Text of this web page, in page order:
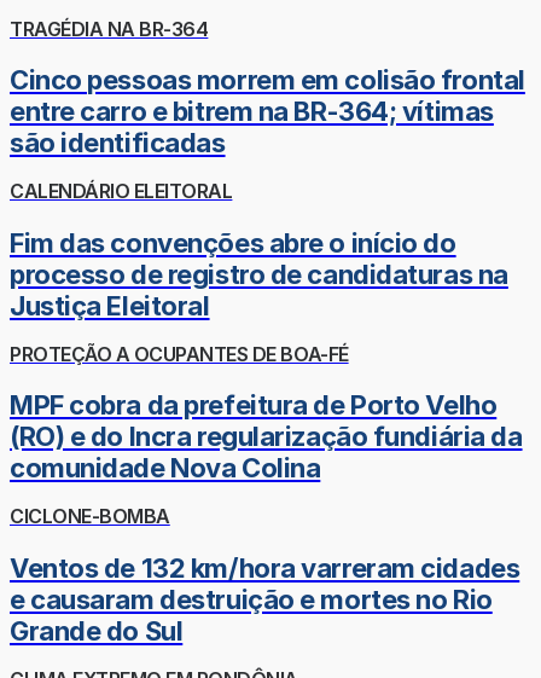
TRAGÉDIA NA BR-364
Cinco pessoas morrem em colisão frontal
entre carro e bitrem na BR-364; vítimas
são identificadas
CALENDÁRIO ELEITORAL
Fim das convenções abre o início do
processo de registro de candidaturas na
Justiça Eleitoral
PROTEÇÃO A OCUPANTES DE BOA-FÉ
MPF cobra da prefeitura de Porto Velho
(RO) e do Incra regularização fundiária da
comunidade Nova Colina
CICLONE-BOMBA
Ventos de 132 km/hora varreram cidades
e causaram destruição e mortes no Rio
Grande do Sul